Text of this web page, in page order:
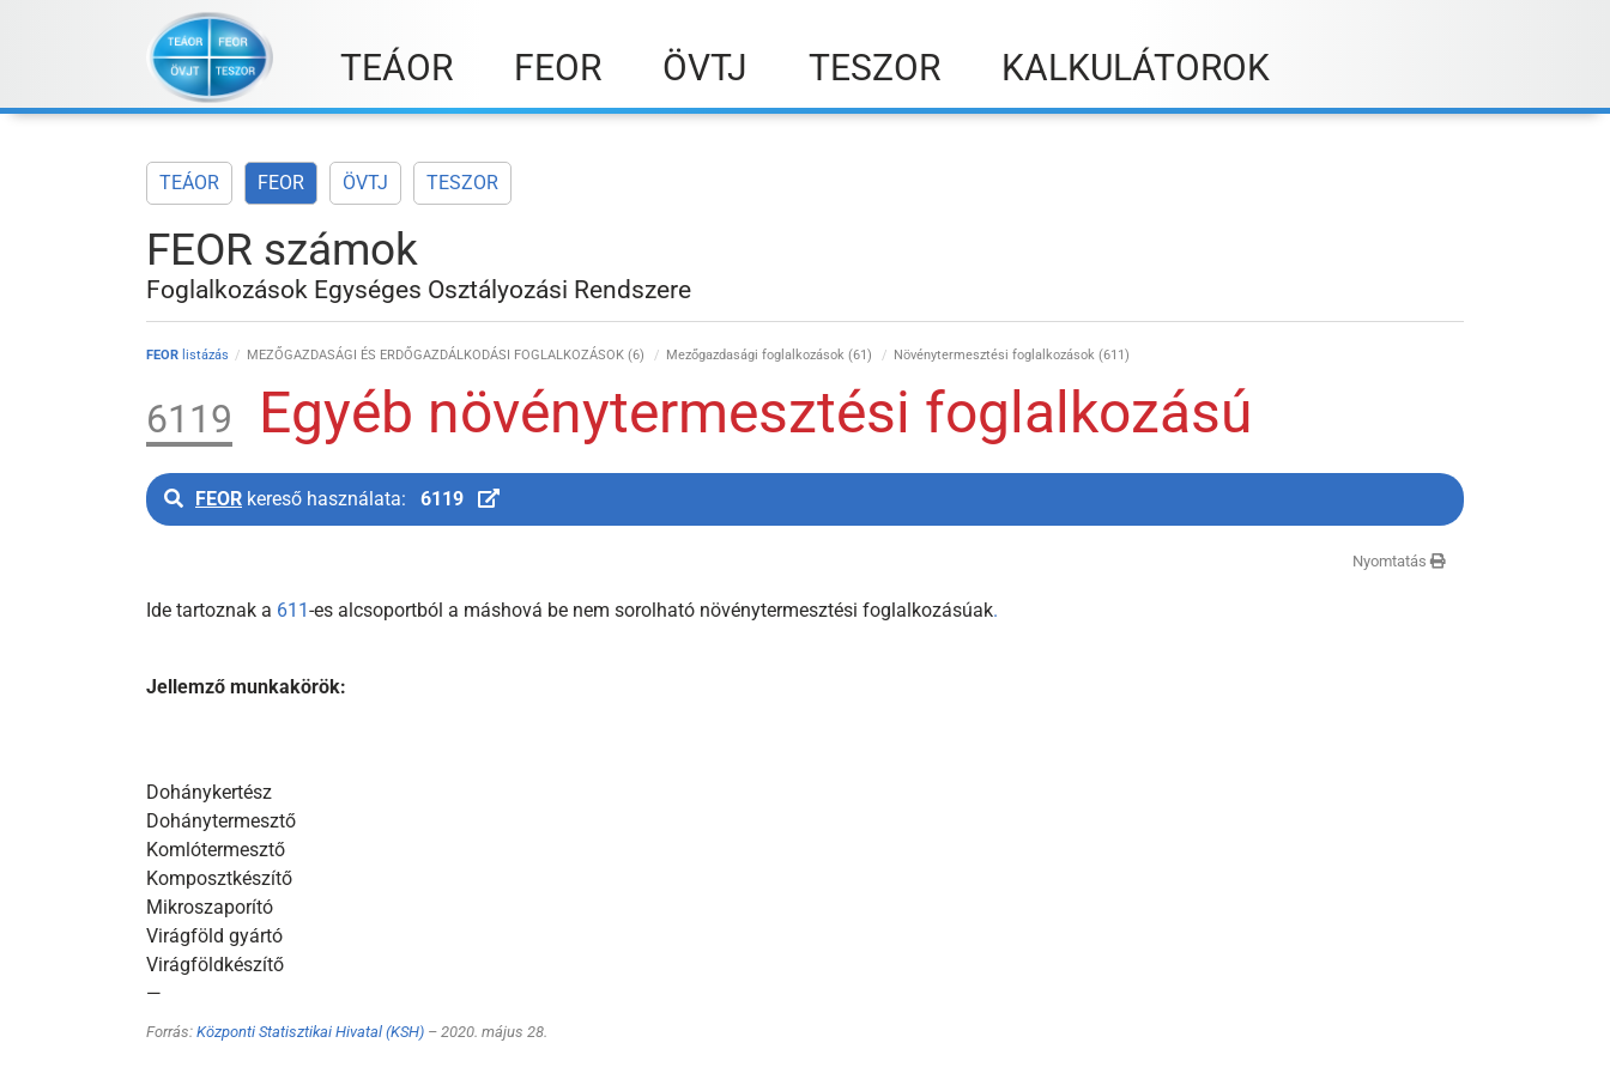
TEÁOR FEOR ÖVTJ TESZOR KALKULÁTOROK
TEÁOR FEOR ÖVTJ TESZOR
FEOR számok
Foglalkozások Egységes Osztályozási Rendszere
FEOR listázás MEZŐGAZDASÁGI ÉS ERDŐGAZDÁLKODÁSI FOGLALKOZÁSOK (6) Mezőgazdasági foglalkozások (61) Növénytermesztési foglalkozások (611)
6119 Egyéb növénytermesztési foglalkozású
FEOR kereső használata: 6119
Nyomtatás
Ide tartoznak a 611-es alcsoportból a máshová be nem sorolható növénytermesztési foglalkozásúak.
Jellemző munkakörök:
Dohánykertész
Dohánytermesztő
Komlótermesztő
Komposztkészítő
Mikroszaporító
Virágföld gyártó
Virágföldkészítő
—
Forrás: Központi Statisztikai Hivatal (KSH) – 2020. május 28.